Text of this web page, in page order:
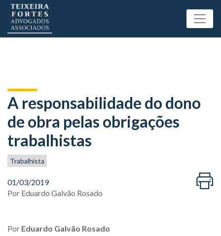
A responsabilidade do dono
de obra pelas obrigações
trabalhistas
Trabalhista
01/03/2019
Por Eduardo Galvão Rosado
Por Eduardo Galvão Rosado